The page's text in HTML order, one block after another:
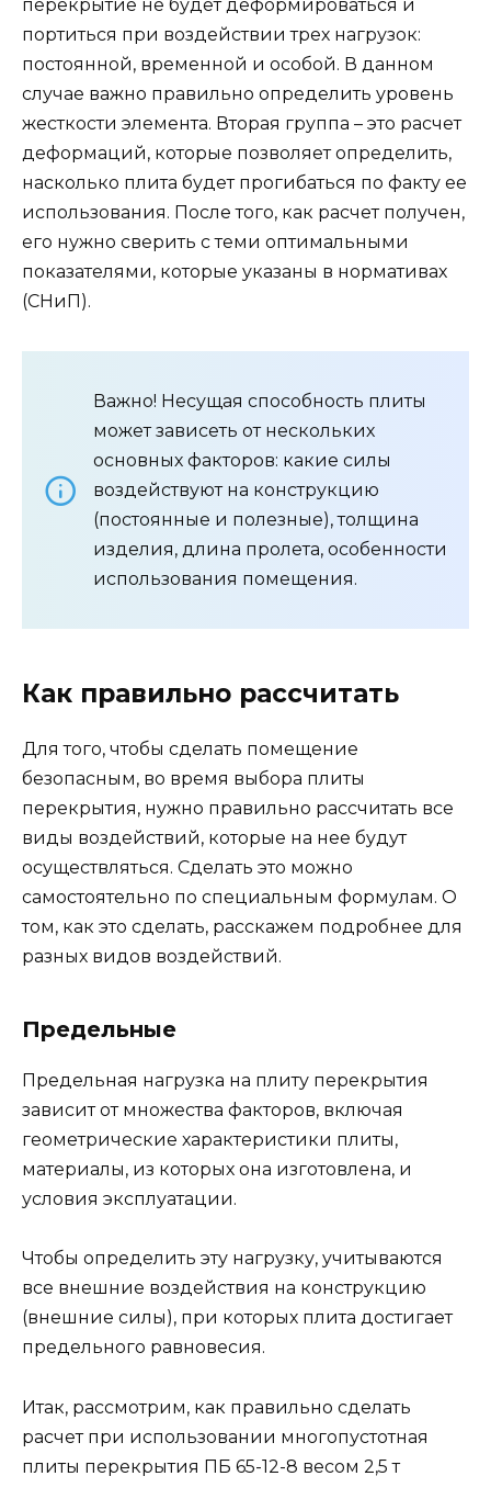
перекрытие не будет деформироваться и
портиться при воздействии трех нагрузок:
постоянной, временной и особой. В данном
случае важно правильно определить уровень
жесткости элемента. Вторая группа – это расчет
деформаций, которые позволяет определить,
насколько плита будет прогибаться по факту ее
использования. После того, как расчет получен,
его нужно сверить с теми оптимальными
показателями, которые указаны в нормативах
(СНиП).
Важно! Несущая способность плиты
может зависеть от нескольких
основных факторов: какие силы
воздействуют на конструкцию
(постоянные и полезные), толщина
изделия, длина пролета, особенности
использования помещения.
Как правильно рассчитать
Для того, чтобы сделать помещение
безопасным, во время выбора плиты
перекрытия, нужно правильно рассчитать все
виды воздействий, которые на нее будут
осуществляться. Сделать это можно
самостоятельно по специальным формулам. О
том, как это сделать, расскажем подробнее для
разных видов воздействий.
Предельные
Предельная нагрузка на плиту перекрытия
зависит от множества факторов, включая
геометрические характеристики плиты,
материалы, из которых она изготовлена, и
условия эксплуатации.
Чтобы определить эту нагрузку, учитываются
все внешние воздействия на конструкцию
(внешние силы), при которых плита достигает
предельного равновесия.
Итак, рассмотрим, как правильно сделать
расчет при использовании многопустотная
плиты перекрытия ПБ 65-12-8 весом 2,5 т